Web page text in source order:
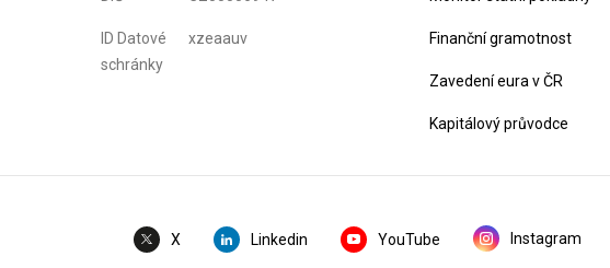
ID Datové
schránky
xzeaauv Finanční gramotnost
Zavedení eura v ČR
Kapitálový průvodce
X Linkedin YouTube Instagram